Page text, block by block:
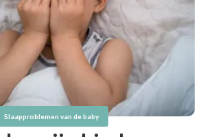
Slaapproblemen van de baby